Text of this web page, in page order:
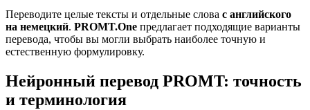
Переводите целые тексты и отдельные слова с английского
на немецкий. PROMT.One предлагает подходящие варианты
перевода, чтобы вы могли выбрать наиболее точную и
естественную формулировку.
Нейронный перевод PROMT: точность
и терминология